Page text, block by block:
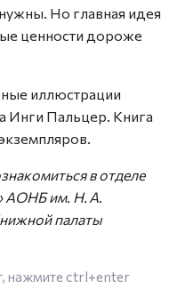
Но главная идея
ценности дороже
иллюстрации
Инги Пальцер. Книга
в отделе
АОНБ им. Н. А.
палаты
нажмите ctrl+enter